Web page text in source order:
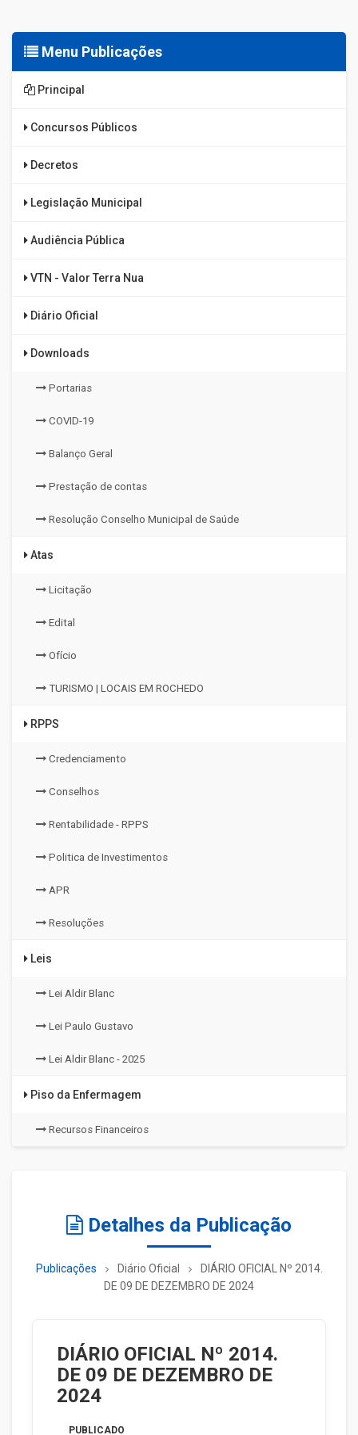
Menu Publicações
Principal
Concursos Públicos
Decretos
Legislação Municipal
Audiência Pública
VTN - Valor Terra Nua
Diário Oficial
Downloads
Portarias
COVID-19
Balanço Geral
Prestação de contas
Resolução Conselho Municipal de Saúde
Atas
Licitação
Edital
Ofício
TURISMO | LOCAIS EM ROCHEDO
RPPS
Credenciamento
Conselhos
Rentabilidade - RPPS
Politica de Investimentos
APR
Resoluções
Leis
Lei Aldir Blanc
Lei Paulo Gustavo
Lei Aldir Blanc - 2025
Piso da Enfermagem
Recursos Financeiros
Detalhes da Publicação
Publicações Diário Oficial
DIÁRIO OFICIAL Nº 2014.
DE 09 DE DEZEMBRO DE 2024
DIÁRIO OFICIAL Nº 2014.
DE 09 DE DEZEMBRO DE
2024
PUBLICADO